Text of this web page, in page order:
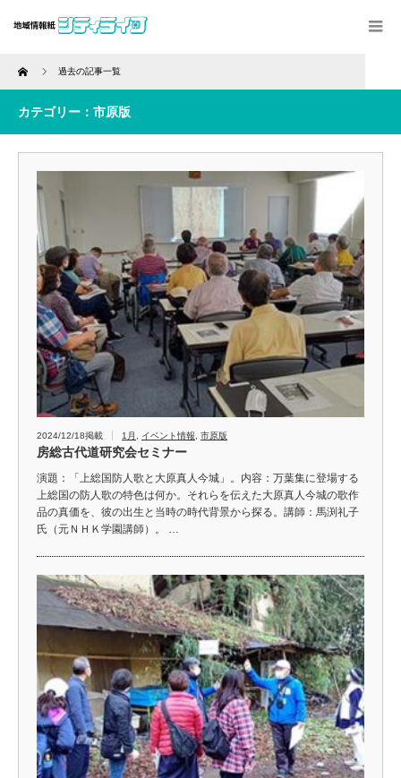
Home 過去の記事一覧
カテゴリー：市原版
2024/12/18掲載 1月 イベント情報 市原版
房総古代道研究会セミナー
演題：「上総国防人歌と大原真人今城」。内容：万葉集に登場する
上総国の防人歌の特色は何か。それらを伝えた大原真人今城の歌作
品の真価を、彼の出生と当時の時代背景から探る。講師：馬渕礼子
氏（元ＮＨＫ学園講師）。 …